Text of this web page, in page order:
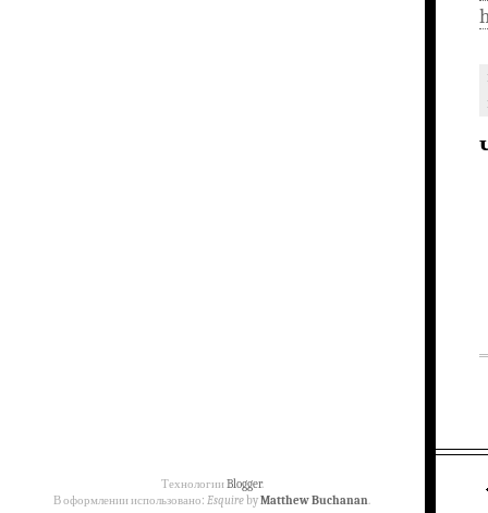
Технологии Blogger.
В оформлении использовано:Esquire byMatthew Buchanan.